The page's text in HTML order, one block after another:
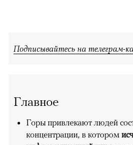
Подписывайтесь на телеграм-
Главное
Горы привлекают людей
концентрации, в котором